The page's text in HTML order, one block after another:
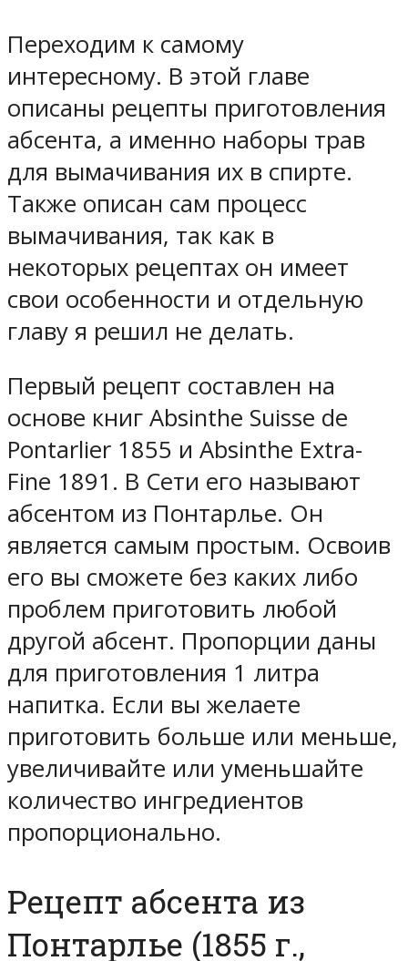
Переходим к самому
интересному. В этой главе
описаны рецепты приготовления
абсента, а именно наборы трав
для вымачивания их в спирте.
Также описан сам процесс
вымачивания, так как в
некоторых рецептах он имеет
свои особенности и отдельную
главу я решил не делать.
Первый рецепт составлен на
основе книг Absinthe Suisse de
Pontarlier 1855 и Absinthe Extra-
Fine 1891. В Сети его называют
абсентом из Понтарлье. Он
является самым простым. Освоив
его вы сможете без каких либо
проблем приготовить любой
другой абсент. Пропорции даны
для приготовления 1 литра
напитка. Если вы желаете
приготовить больше или меньше,
увеличивайте или уменьшайте
количество ингредиентов
пропорционально.
Рецепт абсента из
Понтарлье (1855 г.,